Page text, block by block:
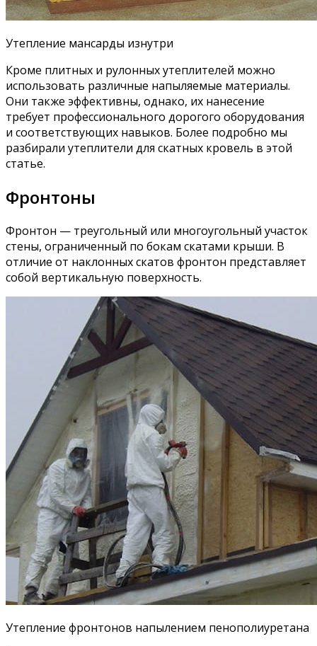
Утепление мансарды изнутри
Кроме плитных и рулонных утеплителей можно
использовать различные напыляемые материалы.
Они также эффективны, однако, их нанесение
требует профессионального дорогого оборудования
и соответствующих навыков. Более подробно мы
разбирали утеплители для скатных кровель в этой
статье.
Фронтоны
Фронтон — треугольный или многоугольный участок
стены, ограниченный по бокам скатами крыши. В
отличие от наклонных скатов фронтон представляет
собой вертикальную поверхность.
Утепление фронтонов напылением пенополиуретана